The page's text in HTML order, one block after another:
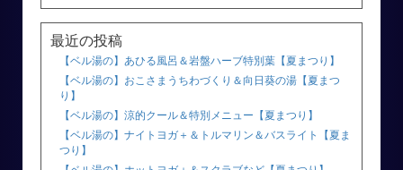
最近の投稿
【ベル湯の】あひる風呂＆岩盤ハーブ特別葉【夏まつり】
【ベル湯の】おこさまうちわづくり＆向日葵の湯【夏まつ
り】
【ベル湯の】涼的クール＆特別メニュー【夏まつり】
【ベル湯の】ナイトヨガ＋＆トルマリン＆バスライト【夏ま
つり】